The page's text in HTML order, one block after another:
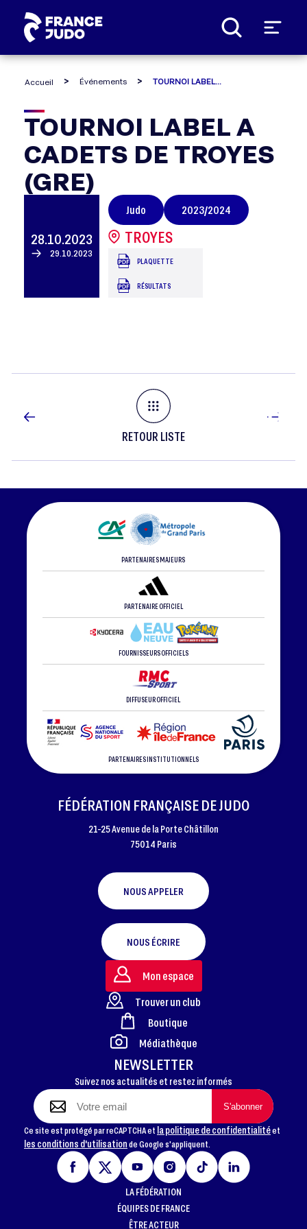
Accueil Événements
TOURNOI
LABEL
A
CADETS
DE
TROYES
TOURNOI LABEL A
CADETS DE TROYES
(GRE)
28.10.2023
29.10.2023
Judo 2023/2024
TROYES
PLAQUETTE
RÉSULTATS
RETOUR LISTE
PARTENAIRES MAJEURS
PARTENAIRE OFFICIEL
FOURNISSEURS OFFICIELS
DIFFUSEUR OFFICIEL
PARTENAIRES INSTITUTIONNELS
FOOTER
FÉDÉRATION FRANÇAISE DE JUDO
21-25 Avenue de la Porte Châtillon
75014 Paris
NOUS APPELER
NOUS ÉCRIRE
NEWSLETTER
Suivez nos actualités et restez informés
Ce site est protégé par reCAPTCHA et la politique de confidentialitéet
les conditions d'utilisationde Google s'appliquent.
Mon espace
Trouver un club
Boutique
Médiathèque
LA FÉDÉRATION
ÉQUIPES DE FRANCE
ÊTRE ACTEUR